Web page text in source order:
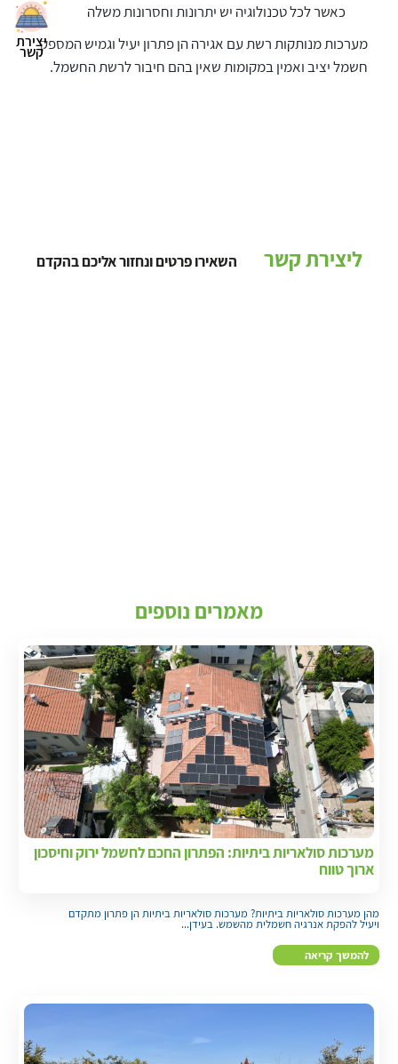
יצירת
קשר
כאשר לכל טכנולוגיה יש יתרונות וחסרונות משלה
מערכות מנותקות רשת עם אגירה הן פתרון יעיל וגמיש המספק
חשמל יציב ואמין במקומות שאין בהם חיבור לרשת החשמל.
ליצירת קשר השאירו פרטים ונחזור אליכם בהקדם
מאמרים נוספים
מערכות סולאריות ביתיות: הפתרון החכם לחשמל ירוק וחיסכון
ארוך טווח
מהן מערכות סולאריות ביתיות? מערכות סולאריות ביתיות הן פתרון מתקדם
ויעיל להפקת אנרגיה חשמלית מהשמש. בעידן...
להמשך קריאה